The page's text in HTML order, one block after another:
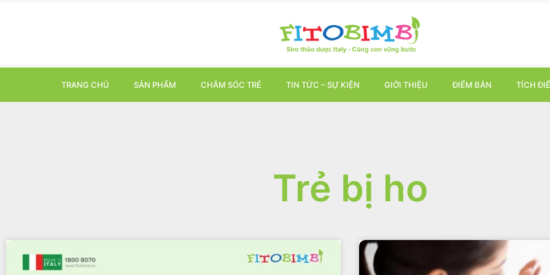
TRANG CHỦ SẢN PHẨM CHĂM SÓC TRẺ TIN TỨC – SỰ KIỆN GIỚI THIỆU ĐIỂM BÁN TÍCH
Trẻ bị ho